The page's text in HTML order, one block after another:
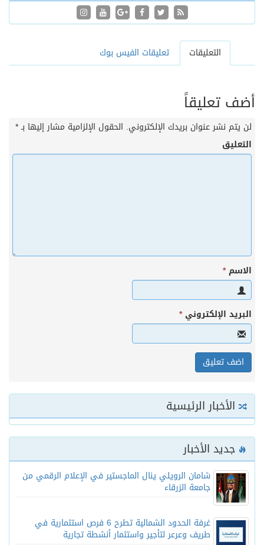
التعليقات تعليقات الفيس بوك
أضف تعليقاً
لن يتم نشر عنوان بريدك الإلكتروني. الحقول الإلزامية مشار إليها بـ*
التعليق
الاسم*
البريد الإلكتروني*
الأخبار الرئيسية
جديد الأخبار
شامان الرويلي ينال الماجستير في الإعلام الرقمي من
جامعة الزرقاء
غرفة الحدود الشمالية تطرح 6 فرص استثمارية في
طريف وعرعر لتأجير واستثمار أنشطة تجارية